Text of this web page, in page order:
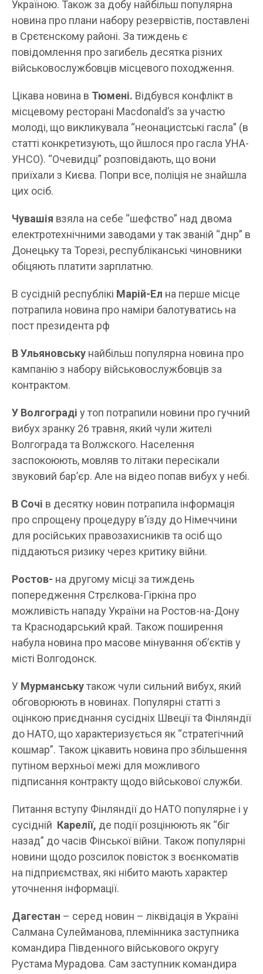
Україною. Також за добу найбільш популярна
новина про плани набору резервістів, поставлені
в Срєтєнскому районі. За тиждень є
повідомлення про загибель десятка різних
військовослужбовців місцевого походження.
Цікава новина в Тюмені. Відбувся конфлікт в
місцевому ресторані Macdonald’s за участю
молоді, що викликувала “неонацистські гасла” (в
статті конкретизують, що йшлося про гасла УНА-
УНСО). “Очевидці” розповідають, що вони
приїхали з Києва. Попри все, поліція не знайшла
цих осіб.
Чувашія взяла на себе “шефство” над двома
електротехнічними заводами у так званій “днр” в
Донецьку та Торезі, республіканські чиновники
обіцяють платити зарплатню.
В сусідній республікі Марій-Ел на перше місце
потрапила новина про наміри балотуватись на
пост президента рф
В Ульяновську найбільш популярна новина про
кампанію з набору військовослужбовців за
контрактом.
У Волгограді у топ потрапили новини про гучний
вибух зранку 26 травня, який чули жителі
Волгограда та Волжского. Населення
заспокоюють, мовляв то літаки пересікали
звуковий бар’єр. Але на відео попав вибух у небі.
В Сочі в десятку новин потрапила інформація
про спрощену процедуру в’їзду до Німеччини
для російських правозахисників та осіб що
піддаються ризику через критику війни.
Ростов- на другому місці за тиждень
попередження Стрєлкова-Гіркіна про
можливість нападу України на Ростов-на-Дону
та Краснодарський край. Також поширення
набула новина про масове мінування об’єктів у
місті Волгодонск.
У Мурманськутакож чули сильний вибух, який
обговорюють в новинах. Популярні статті з
оцінкою приєднання сусідніх Швеції та Фінляндії
до НАТО, що характеризується як “стратегічний
кошмар”. Також цікавить новина про збільшення
путіном верхньої межі для можливого
підписання контракту щодо військової служби.
Питання вступу Фінляндії до НАТО популярне і у
сусідній Карелії, де події розцінюють як “біг
назад” до часів Фінської війни. Також популярні
новини щодо розсилок повісток з воєнкоматів
на підприємствах, які нібито мають характер
уточнення інформації.
Дагестан – серед новин – ліквідація в Україні
Салмана Сулейманова, племінника заступника
командира Південного військового округу
Рустама Мурадова. Сам заступник командира